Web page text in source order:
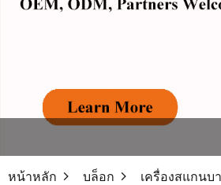
หน้าหลัก บล็อก เครื่องสแกน